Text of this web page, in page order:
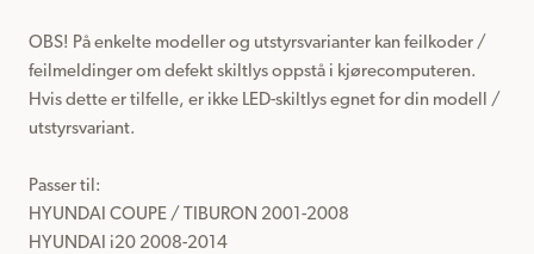
OBS! På enkelte modeller og utstyrsvarianter kan feilkoder /
feilmeldinger om defekt skiltlys oppstå i kjørecomputeren.
Hvis dette er tilfelle, er ikke LED-skiltlys egnet for din modell /
utstyrsvariant.
Passer til:
HYUNDAI COUPE / TIBURON 2001-2008
HYUNDAI i20 2008-2014